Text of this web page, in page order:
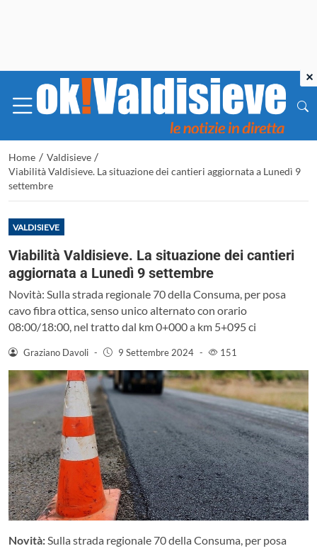
Home / Valdisieve /
Viabilità Valdisieve. La situazione dei cantieri aggiornata a Lunedì 9
settembre
VALDISIEVE
Viabilità Valdisieve. La situazione dei cantieri
aggiornata a Lunedì 9 settembre
Novità: Sulla strada regionale 70 della Consuma, per posa
cavo fibra ottica, senso unico alternato con orario
08:00/18:00, nel tratto dal km 0+000 a km 5+095 ci
Graziano Davoli - 9 Settembre 2024 - 151
Novità:Sulla strada regionale 70 della Consuma, per posa
×